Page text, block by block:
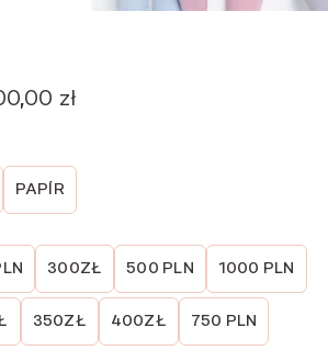
złÁrtartomány:
1000,00 zł
PAPÍR
300ZŁ 500 PLN 1000 PLN
350ZŁ 400ZŁ 750 PLN